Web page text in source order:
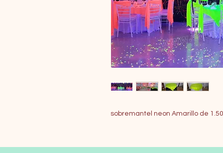
sobremantel neon Amarillo de